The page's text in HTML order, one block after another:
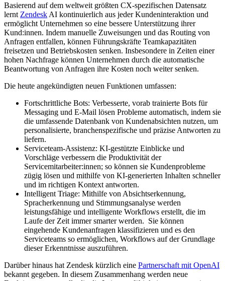
Basierend auf dem weltweit größten CX-spezifischen Datensatz
lernt Zendesk AI kontinuierlich aus jeder Kundeninteraktion und
ermöglicht Unternehmen so eine bessere Unterstützung ihrer
Kund:innen. Indem manuelle Zuweisungen und das Routing von
Anfragen entfallen, können Führungskräfte Teamkapazitäten
freisetzen und Betriebskosten senken. Insbesondere in Zeiten einer
hohen Nachfrage können Unternehmen durch die automatische
Beantwortung von Anfragen ihre Kosten noch weiter senken.
Die heute angekündigten neuen Funktionen umfassen:
Fortschrittliche Bots: Verbesserte, vorab trainierte Bots für
Messaging und E-Mail lösen Probleme automatisch, indem sie
die umfassende Datenbank von Kundenabsichten nutzen, um
personalisierte, branchenspezifische und präzise Antworten zu
liefern.
Serviceteam-Assistenz: KI-gestützte Einblicke und
Vorschläge verbessern die Produktivität der
Servicemitarbeiter:innen; so können sie Kundenprobleme
zügig lösen und mithilfe von KI-generierten Inhalten schneller
und im richtigen Kontext antworten.
Intelligent Triage: Mithilfe von Absichtserkennung,
Spracherkennung und Stimmungsanalyse werden
leistungsfähige und intelligente Workflows erstellt, die im
Laufe der Zeit immer smarter werden. Sie können
eingehende Kundenanfragen klassifizieren und es den
Serviceteams so ermöglichen, Workflows auf der Grundlage
dieser Erkenntnisse auszuführen.
Darüber hinaus hat Zendesk kürzlich eine Partnerschaft mit OpenAI
bekannt gegeben. In diesem Zusammenhang werden neue